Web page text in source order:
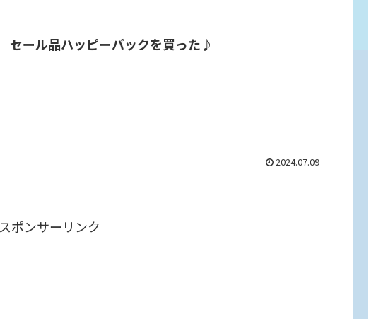
セール品ハッピーバックを買った♪
2024.07.09
スポンサーリンク